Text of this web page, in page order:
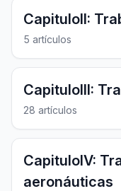
CapituloII:
5 artículos
CapituloIII:
28 artículos
CapituloIV:
aeronáuticas